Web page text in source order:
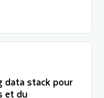
data stack pour
et du